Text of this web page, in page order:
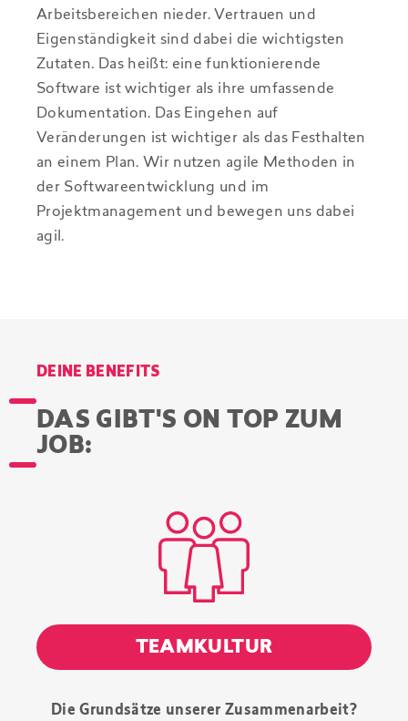
Arbeitsbereichen nieder. Vertrauen und
Eigenständigkeit sind dabei die wichtigsten
Zutaten. Das heißt: eine funktionierende
Software ist wichtiger als ihre umfassende
Dokumentation. Das Eingehen auf
Veränderungen ist wichtiger als das Festhalten
an einem Plan. Wir nutzen agile Methoden in
der Softwareentwicklung und im
Projektmanagement und bewegen uns dabei
agil.
DEINE BENEFITS
DAS GIBT'S ON TOP ZUM
JOB:
TEAMKULTUR
Die Grundsätze unserer Zusammenarbeit?